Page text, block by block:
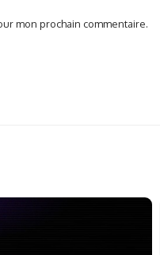
mon prochain commentaire.